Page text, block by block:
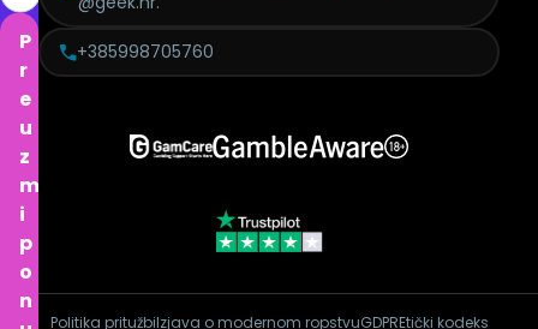
P
r
e
u
z
m
i
p
o
n
+385998705760
Politika pritužbiIzjava o modernom ropstvuGDPREtički kodeks